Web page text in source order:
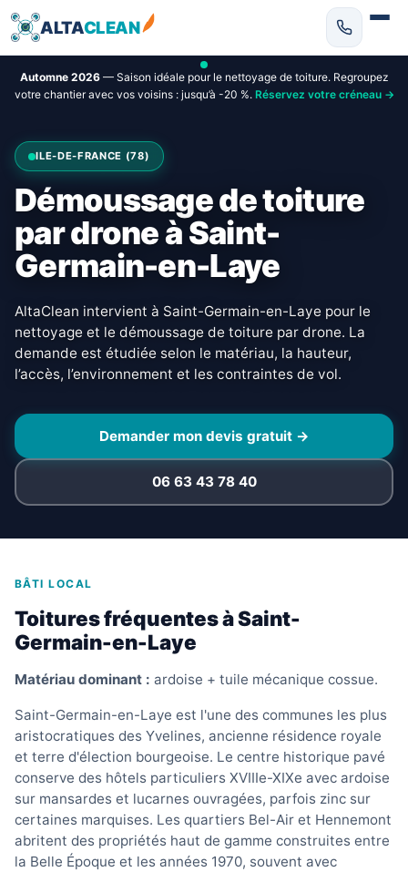
ALTACLEAN
Automne 2026— Saison idéale pour le nettoyage de toiture. Regroupez
votre chantier avec vos voisins : jusqu’à -20 %. Réservez votre créneau →
ILE-DE-FRANCE (78)
Démoussage de toiture
par drone à Saint-
Germain-en-Laye
AltaClean intervient à Saint-Germain-en-Laye pour le
nettoyage et le démoussage de toiture par drone. La
demande est étudiée selon le matériau, la hauteur,
l’accès, l’environnement et les contraintes de vol.
Demander mon devis gratuit →
06 63 43 78 40
BÂTI LOCAL
Toitures fréquentes à Saint-
Germain-en-Laye
Matériau dominant : ardoise + tuile mécanique cossue.
Saint-Germain-en-Laye est l'une des communes les plus
aristocratiques des Yvelines, ancienne résidence royale
et terre d'élection bourgeoise. Le centre historique pavé
conserve des hôtels particuliers XVIIIe-XIXe avec ardoise
sur mansardes et lucarnes ouvragées, parfois zinc sur
certaines marquises. Les quartiers Bel-Air et Hennemont
abritent des propriétés haut de gamme construites entre
la Belle Époque et les années 1970, souvent avec